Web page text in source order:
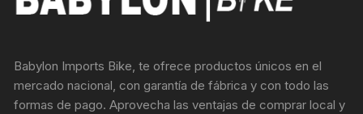
Babylon Imports Bike, te ofrece productos únicos en el
mercado nacional, con garantía de fábrica y con todo las
formas de pago. Aprovecha las ventajas de comprar local y